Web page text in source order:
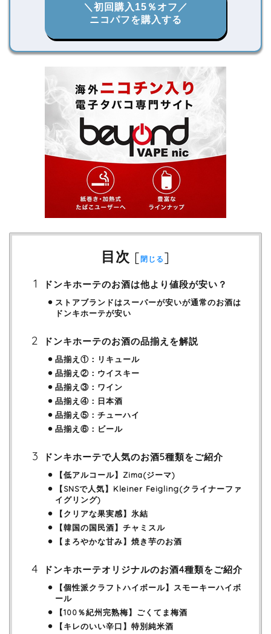
＼初回購入15％オフ／
ニコパフを購入する
目次 [ 閉じる ]
ドンキホーテのお酒は他より値段が安い？
ストアブランドはスーパーが安いが通常のお酒は
ドンキホーテが安い
ドンキホーテのお酒の品揃えを解説
品揃え①：リキュール
品揃え②：ウイスキー
品揃え③：ワイン
品揃え④：日本酒
品揃え⑤：チューハイ
品揃え⑥：ビール
ドンキホーテで人気のお酒5種類をご紹介
【低アルコール】Zima(ジーマ)
【SNSで人気】Kleiner Feigling(クライナーファ
イグリング)
【クリアな果実感】氷結
【韓国の国民酒】チャミスル
【まろやかな甘み】焼き芋のお酒
ドンキホーテオリジナルのお酒4種類をご紹介
【個性派クラフトハイボール】スモーキーハイボ
ール
【100％紀州完熟梅】ごくてま梅酒
【キレのいい辛口】特別純米酒